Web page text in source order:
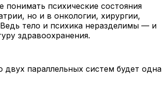
психические состояния
но и в онкологии, хирургии,
тело и психика неразделимы — и
здравоохранения.
параллельных систем будет одна